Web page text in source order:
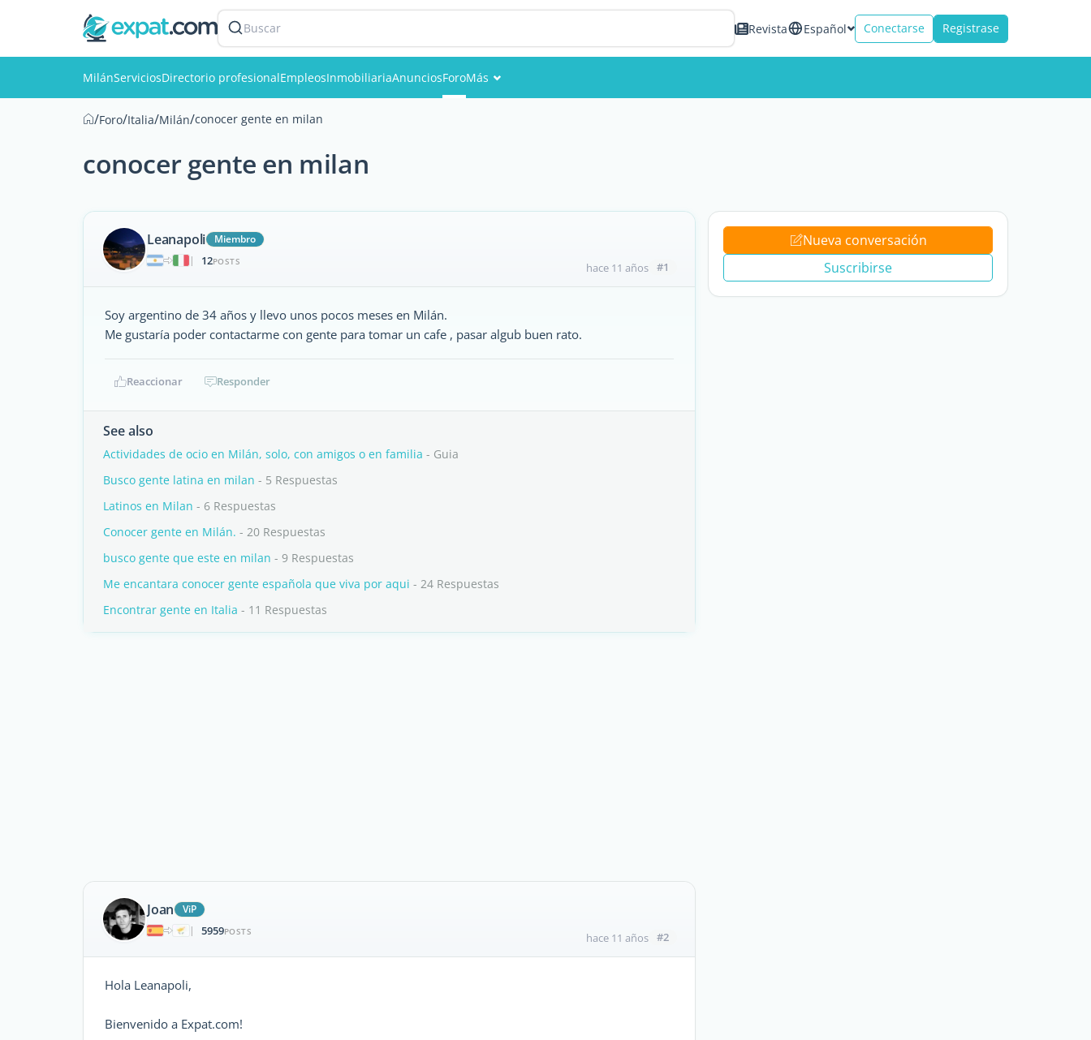
Buscar Revista Español Conectarse Registrase
MilánServiciosDirectorio profesionalEmpleosInmobiliariaAnunciosForoMás
/Foro/Italia/Milán/conocer gente en milan
conocer gente en milan
Leanapoli
Miembro
|
12POSTS hace 11 años #1
Soy argentino de 34 años y llevo unos pocos meses en Milán.
Me gustaría poder contactarme con gente para tomar un cafe , pasar algub buen rato.
Reaccionar Responder
See also
Actividades de ocio en Milán, solo, con amigos o en familia - Guia
Busco gente latina en milan - 5 Respuestas
Latinos en Milan - 6 Respuestas
Conocer gente en Milán. - 20 Respuestas
busco gente que este en milan - 9 Respuestas
Me encantara conocer gente española que viva por aqui - 24 Respuestas
Encontrar gente en Italia - 11 Respuestas
Joan
ViP
|
5959POSTS hace 11 años #2
Hola Leanapoli,
Bienvenido a Expat.com!
Nueva conversación
Suscribirse